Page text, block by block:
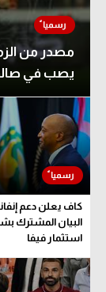
مصدر من
يصب في
كاف يعلن دعم
البيان المشترك
استثمار فيفا